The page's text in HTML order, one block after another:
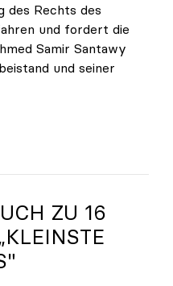
des Rechts des
und fordert die
Samir Santawy
und seiner
faires Verfahren für
ZU 16